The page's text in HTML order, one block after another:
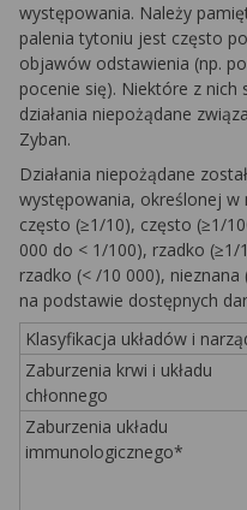
występowania. Należy
palenia tytoniu jest często
objawów odstawienia (np.
pocenie się). Niektóre z
działania niepożądane
Zyban.
Działania niepożądane
występowania, określonej w
często (≥1/10), często (≥1/
000 do < 1/100), rzadko
rzadko (< /10 000),
na podstawie dostępnych
Klasyfikacja układów i
Zaburzenia krwi i układu
chłonnego
Zaburzenia układu
immunologicznego*